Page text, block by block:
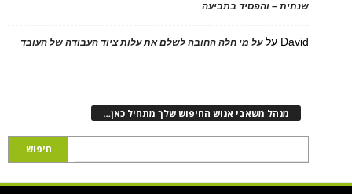
שנתית – והפסיד בתביעה
David עלעל מי חלה החובה לשלם את עלות ציוד העבודה של העובד
מנהל משאבי אנוש החיפוש שלך מתחיל כאן…